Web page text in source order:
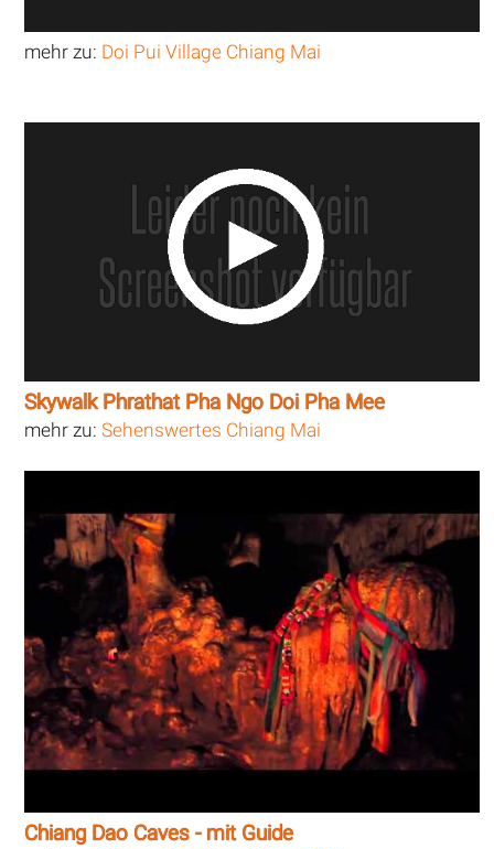
mehr zu: Doi Pui Village Chiang Mai
Skywalk Phrathat Pha Ngo Doi Pha Mee
mehr zu:Sehenswertes Chiang Mai
Chiang Dao Caves - mit Guide